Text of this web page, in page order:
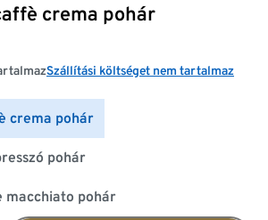
crema pohár
Szállítási költséget nem tartalmaz
crema pohár
pohár
macchiato pohár